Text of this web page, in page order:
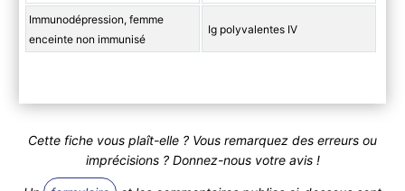
Immunodépression, femme
enceinte non immunisé
Ig polyvalentes IV
Cette fiche vous plaît-elle ? Vous remarquez des erreurs ou
imprécisions ? Donnez-nous votre avis !